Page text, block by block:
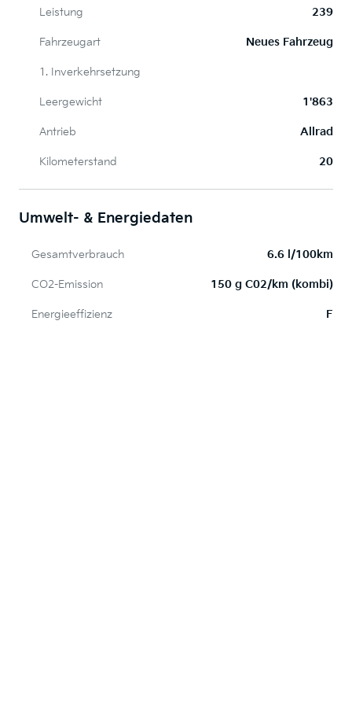
Leistung 239
Fahrzeugart Neues Fahrzeug
1. Inverkehrsetzung
Leergewicht 1'863
Antrieb Allrad
Kilometerstand 20
Umwelt- & Energiedaten
Gesamtverbrauch 6.6 l/100km
CO2-Emission 150 g C02/km (kombi)
Energieeffizienz F